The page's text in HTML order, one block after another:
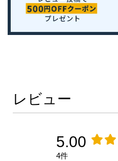
レビュー
5.00
4件